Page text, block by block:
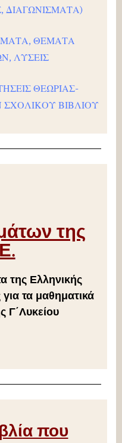
ΔΙΑΓΩΝΙΣΜΑΤΑ)
ΘΕΜΑΤΑ
ΛΥΣΕΙΣ
ΘΕΩΡΙΑΣ-
ΒΙΒΛΙΟΥ
της
της Ελληνικής
τα μαθηματικά
Γ΄Λυκείου
που